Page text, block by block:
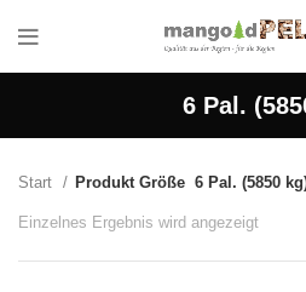
6 Pal.
Start Produkt Größe 6 Pal. (5850
Einzelnes Ergebnis wird angezeigt